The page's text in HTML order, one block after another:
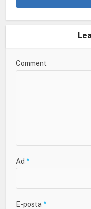
Comment
Ad *
E-posta *